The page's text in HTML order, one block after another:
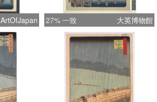
ArtOfJapan 27% 一致 大英博物館